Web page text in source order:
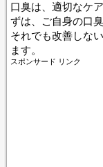
口臭は、適切なケ
ずは、ご自身の口
それでも改善しな
ます。
スポンサード リンク